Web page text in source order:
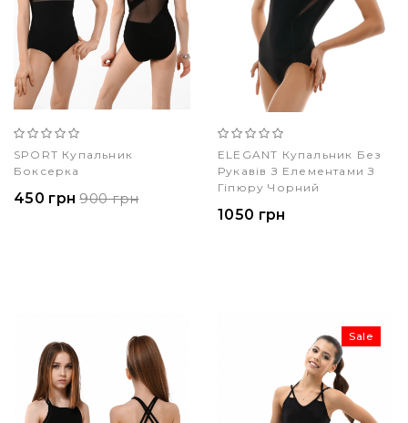
SPORT Купальник
Боксерка
450 грн 900 грн
ELEGANT Купальник Без
Рукавів З Елементами З
Гіпюру Чорний
1050 грн
Sale